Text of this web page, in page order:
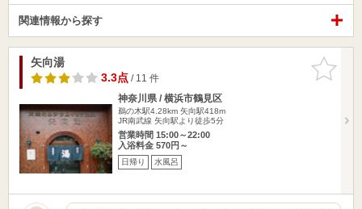
関連情報から探す
お気に入
りに追加
矢向湯
3.3点/ 11 件
神奈川県 / 横浜市鶴見区
鵜の木駅4.28km 矢向駅418m
JR南武線 矢向駅より徒歩5分
営業時間 15:00～22:00
入浴料金 570円～
日帰り 水風呂